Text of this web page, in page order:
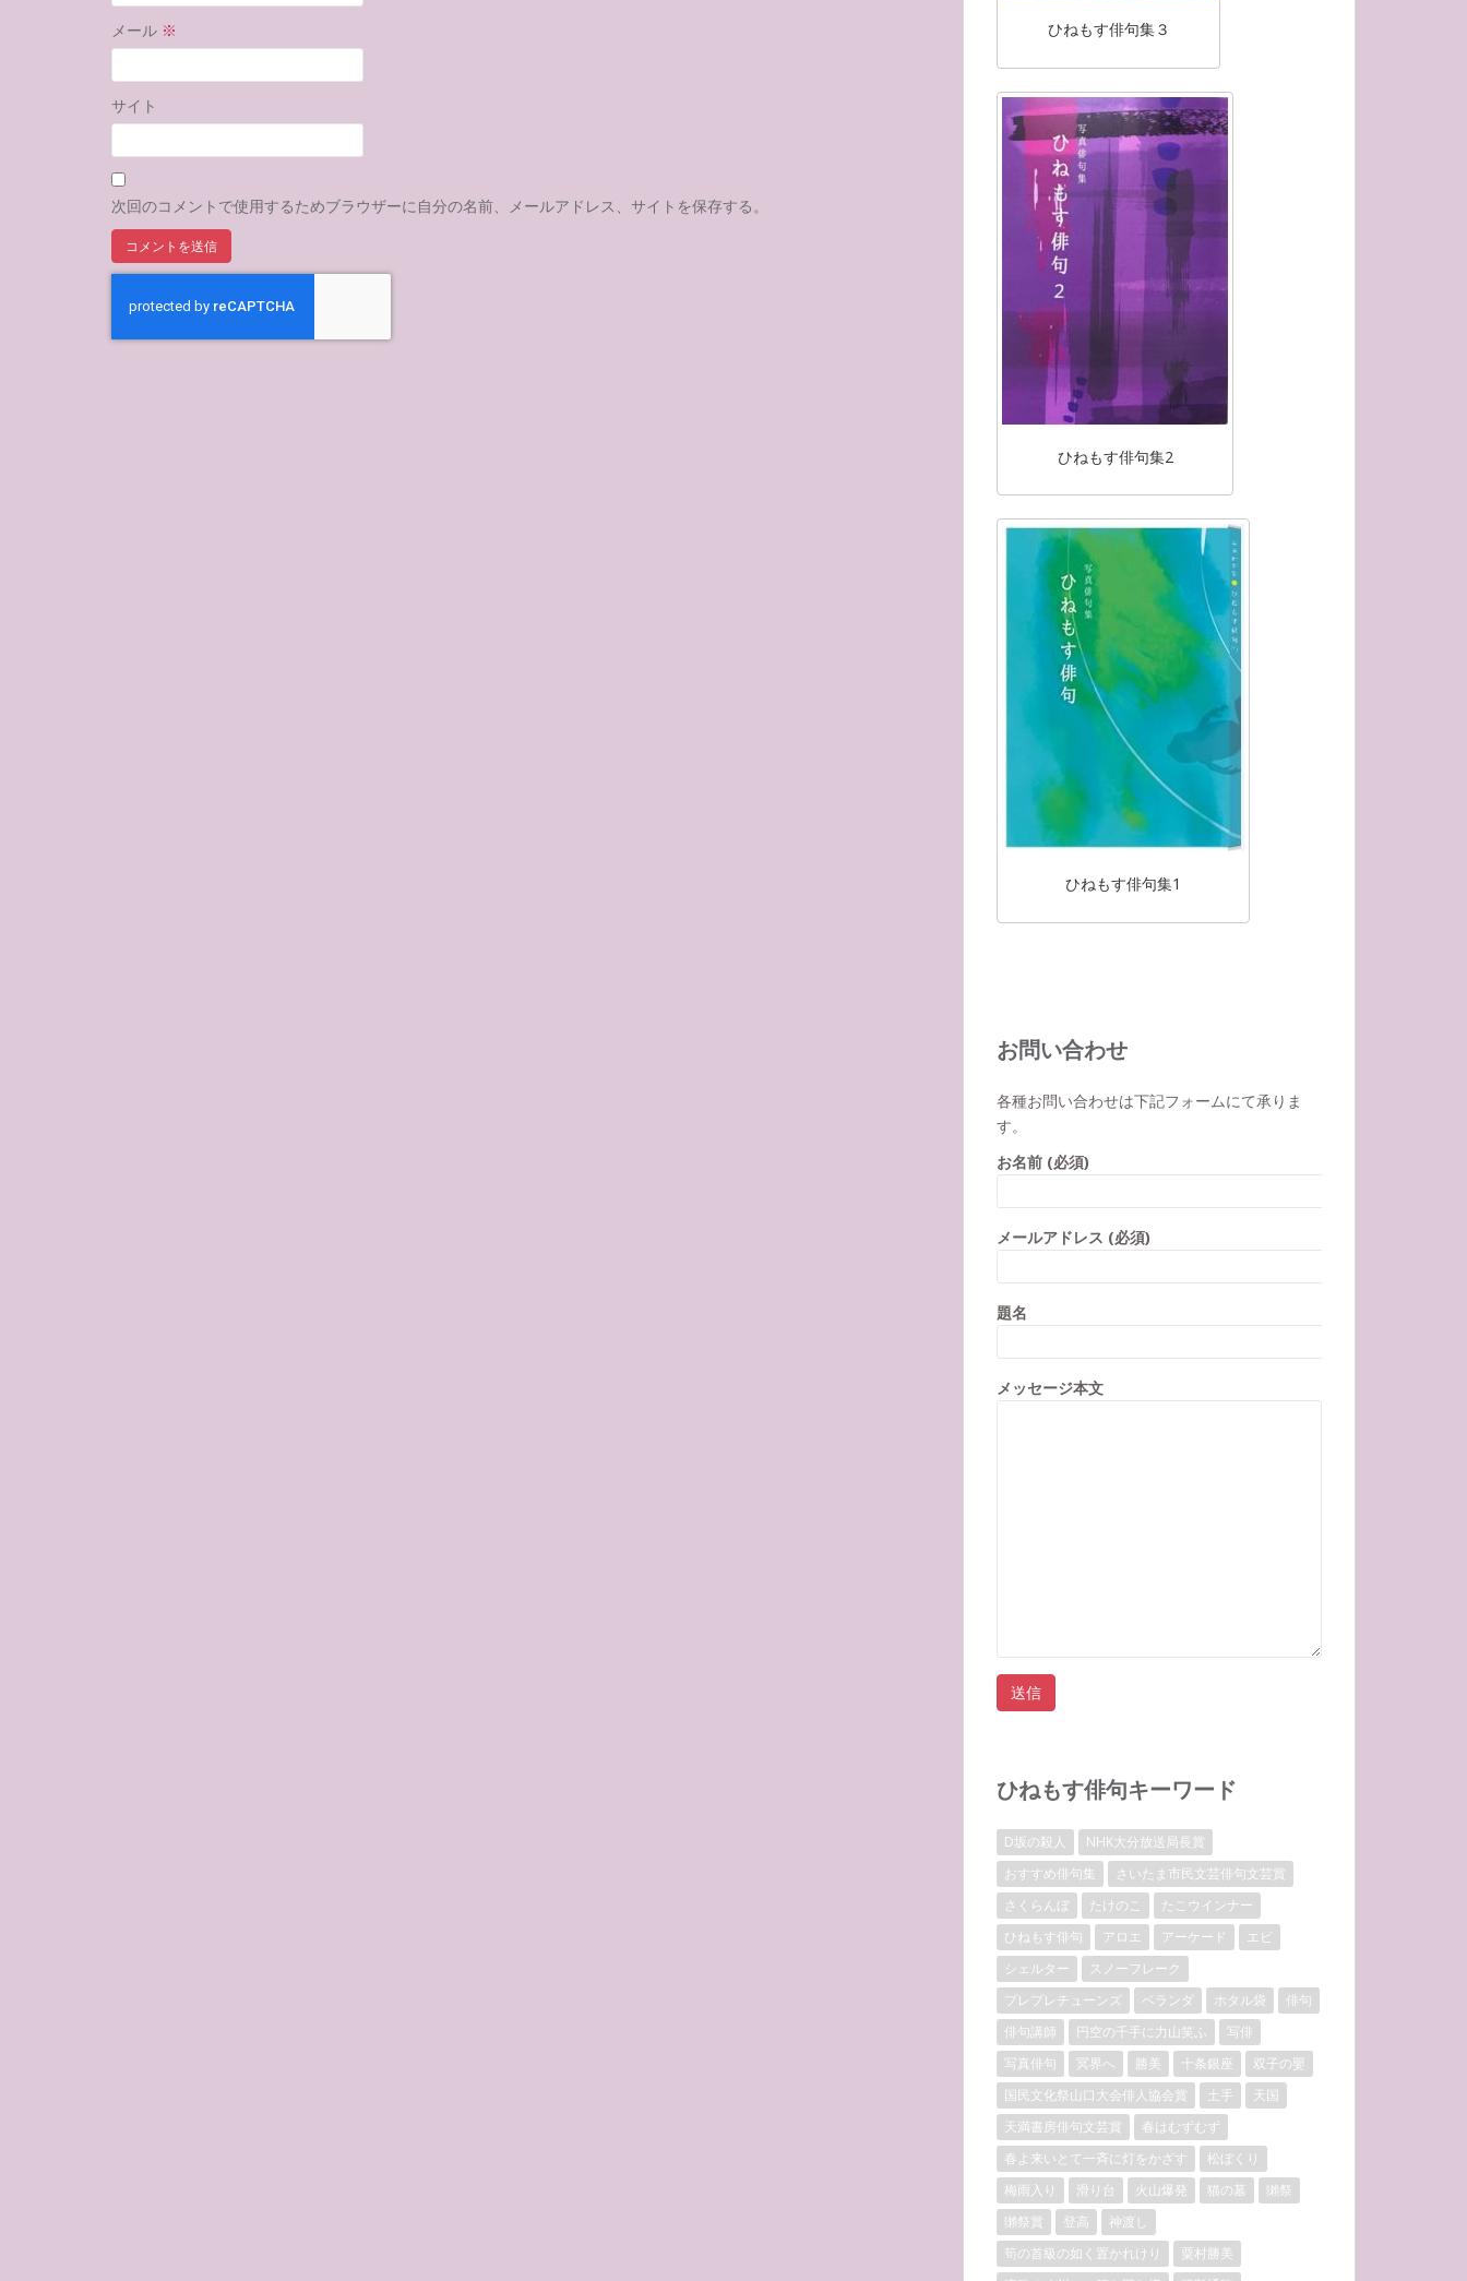
メール ※
サイト
次回のコメントで使用するためブラウザーに自分の名前、メールアドレス、サイトを保存する。
ひねもす俳句集３
ひねもす俳句集2
ひねもす俳句集1
お問い合わせ
各種お問い合わせは下記フォームにて承りま
す。
お名前 (必須)
メールアドレス (必須)
題名
メッセージ本文
ひねもす俳句キーワード
D坂の殺人
NHK大分放送局長賞
おすすめ俳句集
さいたま市民文芸俳句文芸賞
さくらんぼ
たけのこ
たこウインナー
ひねもす俳句
アロエ アーケード
エビ
シェルター
スノーフレーク
プレプレチューンズ
ベランダ ホタル袋
俳句
俳句講師
円空の千手に力山笑ふ
写俳
写真俳句
冥界へ 勝美 十条銀座
双子の嬰
国民文化祭山口大会俳人協会賞
土手
天国
天満書房俳句文芸賞
春はむずむず
春よ来いとて一斉に灯をかざす
松ぼくり
梅雨入り
滑り台 火山爆発 猫の墓
獺祭
獺祭賞
登高
神渡し
筍の首級の如く置かれけり
粟村勝美